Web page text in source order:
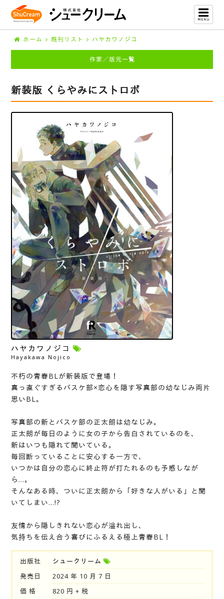
ホーム 既刊リスト ハヤカワノジコ
作家／版元一覧
新装版 くらやみにストロボ
ハヤカワノジコ
Hayakawa Nojico
不朽の青春BLが新装版で登場！
真っ直ぐすぎるバスケ部×恋心を隠す写真部の幼なじみ両片
思いBL。
写真部の新とバスケ部の正太朗は幼なじみ。
正太朗が毎日のように女の子から告白されているのを、
新はいつも隠れて聞いている。
毎回断っていることに安心する一方で、
いつかは自分の恋心に終止符が打たれるのも予感しなが
ら…。
そんなある時、ついに正太朗から「好きな人がいる」と聞
いてしまい…!?
友情から隠しきれない恋心が溢れ出し、
気持ちを伝え合う喜びにふるえる極上青春BL！
出版社
シュークリーム
発売日
2024 年 10 月 7 日
価 格
820 円 + 税